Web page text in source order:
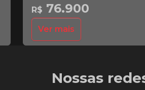
R$ 76.900
Ver mais
Nossas